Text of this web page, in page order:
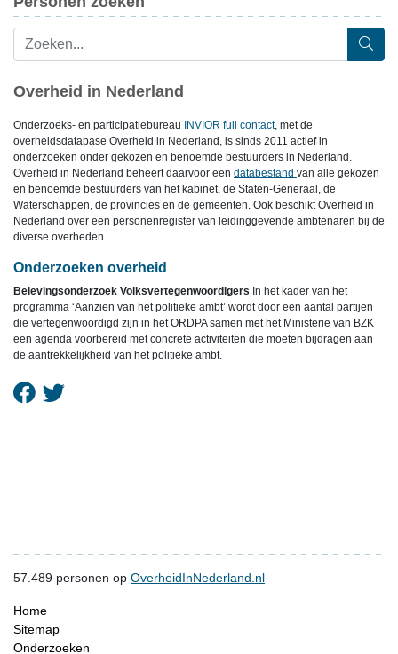
Overheid in Nederland
Onderzoeks- en participatiebureau INVIOR full contact, met de
overheidsdatabase Overheid in Nederland, is sinds 2011 actief in
onderzoeken onder gekozen en benoemde bestuurders in Nederland.
Overheid in Nederland beheert daarvoor een databestand van alle gekozen
en benoemde bestuurders van het kabinet, de Staten-Generaal, de
Waterschappen, de provincies en de gemeenten. Ook beschikt Overheid in
Nederland over een personenregister van leidinggevende ambtenaren bij de
diverse overheden.
Onderzoeken overheid
Belevingsonderzoek Volksvertegenwoordigers In het kader van het
programma ‘Aanzien van het politieke ambt’ wordt door een aantal partijen
die vertegenwoordigd zijn in het ORDPA samen met het Ministerie van BZK
een agenda voorbereid met concrete activiteiten die moeten bijdragen aan
de aantrekkelijkheid van het politieke ambt.
57.489 personen op OverheidInNederland.nl
Home
Sitemap
Onderzoeken